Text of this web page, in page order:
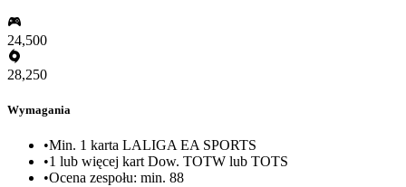
24,500
28,250
Wymagania
•Min. 1 karta LALIGA EA SPORTS
•1 lub więcej kart Dow. TOTW lub TOTS
•Ocena zespołu: min. 88